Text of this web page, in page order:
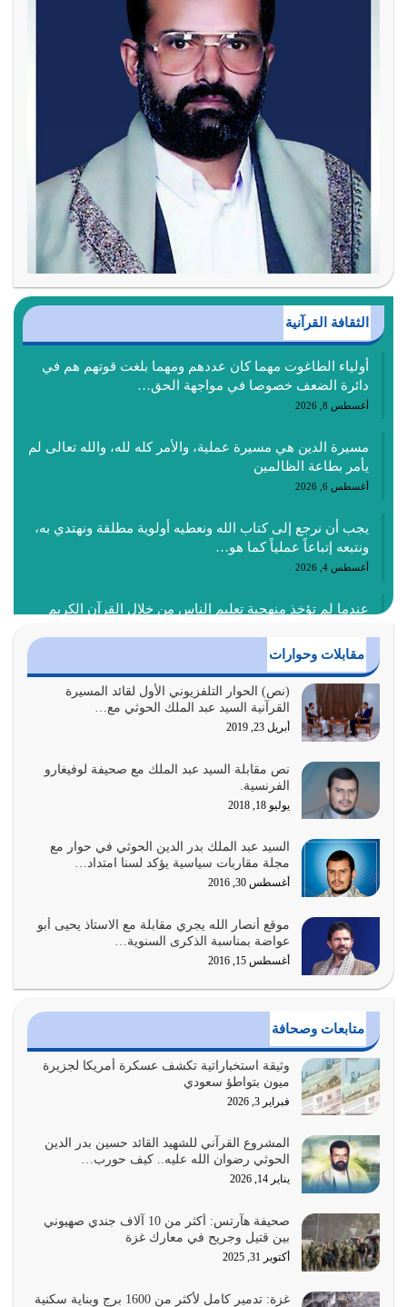
الثقافة القرآنية
أولياء الطاغوت مهما كان عددهم ومهما بلغت قوتهم هم في
دائرة الضعف خصوصا في مواجهة الحق…
أغسطس 8, 2026
مسيرة الدين هي مسيرة عملية، والأمر كله لله، والله تعالى لم
يأمر بطاعة الظالمين
أغسطس 6, 2026
يجب أن نرجع إلى كتاب الله ونعطيه أولوية مطلقة ونهتدي به،
ونتبعه إتباعاً عملياً كما هو…
أغسطس 4, 2026
عندما لم تؤخذ منهجية تعليم الناس من خلال القرآن الكريم
أغسطس 3, 2026
الغاية من الصلاة هو ذكر الله (أقم الصلاة لذكري) إضافة إلى
{وَأَعِدُّوا لَهُمْ مَا…
أغسطس 2, 2026
السبب الرئيسي لشقاء الأمة الابتعاد عن كتاب الله والتعدي
لحدود الله بالإضافات للدين
أغسطس 1, 2026
أبرز أسباب الشقاء هو الإعراض عن ذكر الله وعن هدى الله
المتمثل في القرآن الكريم
يوليو 31, 2026
أولياء الشيطان كلما كانوا أكثر ولاءً وطاعة للشيطان كلما كانوا
أكثر ضعفاً
يوليو 30, 2026
وعد الله تعالى من يُقتل في سبيله بالحياة الأبدية والرزق
والاستبشار والنجاة والخلود في…
يوليو 29, 2026
القرآن الكريم هو أهم مصدر لمعرفة رسول الله معرفة سيرته
معرفة شخصيته معرفة عظمته
يوليو 28, 2026
هل نحن من الصالحين؟ قيِّم نفسك هنا اترك القرآن على أصله
وأعرض نفسك، وأعرض ما لديك على…
يوليو 27, 2026
عندما يكون عدوك هو عدو الله معناه أن تكون نقاط الضعف
فيه كثيرة وسينصرك الله عليه إذا…
يوليو 26, 2026
مقابلات وحوارات
(نص) الحوار التلفزيوني الأول لقائد المسيرة
القرآنية السيد عبد الملك الحوثي مع…
أبريل 23, 2019
نص مقابلة السيد عبد الملك مع صحيفة لوفيغارو
الفرنسية.
يوليو 18, 2018
السيد عبد الملك بدر الدين الحوثي في حوار مع
مجلة مقاربات سياسية يؤكد لسنا امتداد…
أغسطس 30, 2016
موقع أنصار الله يجري مقابلة مع الاستاذ يحيى أبو
عواضة بمناسبة الذكرى السنوية…
أغسطس 15, 2016
متابعات وصحافة
وثيقة استخباراتية تكشف عسكرة أمريكا لجزيرة
ميون بتواطؤ سعودي
فبراير 3, 2026
المشروع القرآني للشهيد القائد حسين بدر الدين
الحوثي رضوان الله عليه.. كيف حورب…
يناير 14, 2026
صحيفة هآرتس: أكثر من 10 آلاف جندي صهيوني
بين قتيل وجريح في معارك غزة
أكتوبر 31, 2025
غزة: تدمير كامل لأكثر من 1600 برج وبناية سكنية